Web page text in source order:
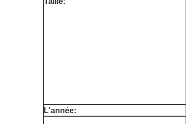
L'année: